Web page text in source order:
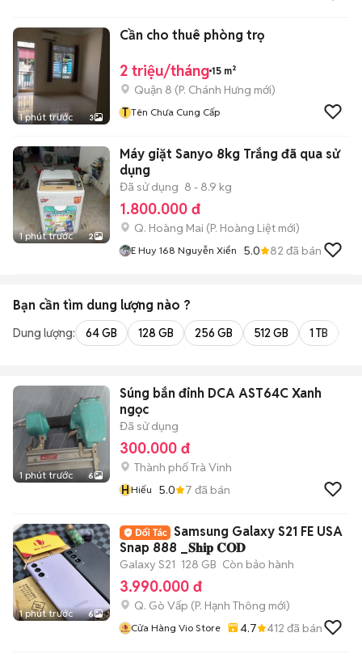
1 phút trước 3
Cần cho thuê phòng trọ
2 triệu/tháng 15 m²
Quận 8 (P. Chánh Hưng mới)
T Tên Chưa Cung Cấp
1 phút trước 2
Máy giặt Sanyo 8kg Trắng đã qua sử
dụng
Đã sử dụng 8 - 8.9 kg
1.800.000 đ
Q. Hoàng Mai (P. Hoàng Liệt mới)
E Huy 168 Nguyễn Xiển 5.0 82 đã bán
Bạn cần tìm dung lượng nào ?
Dung lượng: 64 GB 128 GB 256 GB 512 GB 1 TB
1 phút trước 6
Súng bắn đinh DCA AST64C Xanh
ngọc
Đã sử dụng
300.000 đ
Thành phố Trà Vinh
HHiếu 5.0 7 đã bán
1 phút trước 6
Samsung Galaxy S21 FE USA
Snap 888 _𝐒𝐡𝐢𝐩 𝐂𝐎𝐃
Galaxy S21 128 GB Còn bảo hành
3.990.000 đ
Q. Gò Vấp (P. Hạnh Thông mới)
Cửa Hàng Vio Store 4.7 412 đã bán